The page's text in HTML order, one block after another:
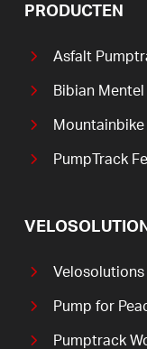
PRODUCTEN
Asfalt
Bibian
Mountainbike
PumpTrack
Velosolutions
Pump for
Pumptrack